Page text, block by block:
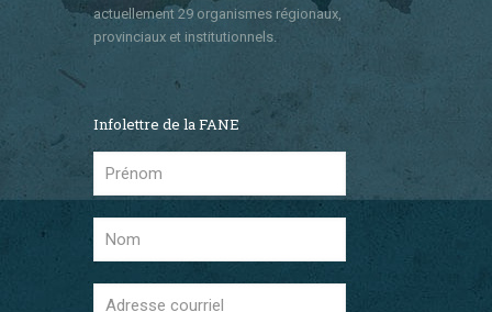
actuellement 29 organismes régionaux,
provinciaux et institutionnels.
Infolettre de la FANE